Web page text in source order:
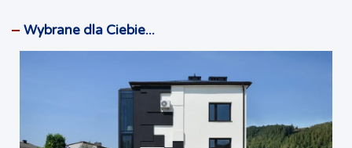
Wybrane dla Ciebie...